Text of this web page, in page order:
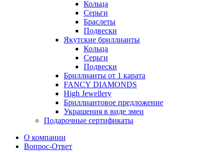
Кольца
Серьги
Браслеты
Подвески
Якутские бриллианты
Кольца
Серьги
Подвески
Бриллианты от 1 карата
FANCY DIAMONDS
High Jewellery
Бриллиантовое предложение
Украшения в виде змеи
Подарочные сертификаты
О компании
Вопрос-Ответ